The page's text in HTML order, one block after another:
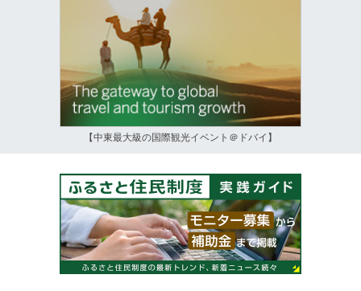
【中東最大級の国際観光イベント＠ドバイ】